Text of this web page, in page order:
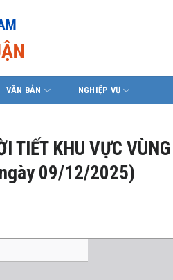
VĂN BẢN NGHIỆP VỤ
TIẾT KHU VỰC
09/12/2025)